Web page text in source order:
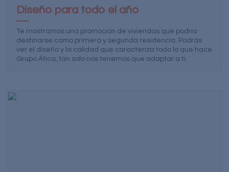
Diseño para todo el año
Te mostramos una promoción de viviendas que podría
destinarse como primera y segunda residencia. Podrás
ver el diseño y la calidad que caracteriza todo lo que hace
Grupo Ática, tan solo nos tenemos que adaptar a ti.